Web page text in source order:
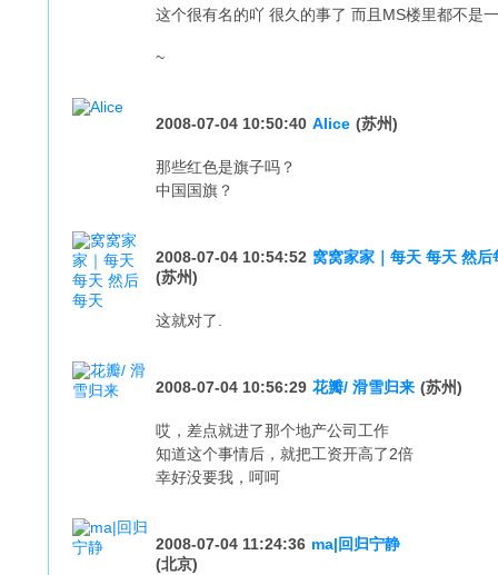
这个很有名的吖 很久的事了 而且MS楼里都不是
~
2008-07-04 10:50:40 Alice (苏州)
那些红色是旗子吗？
中国国旗？
2008-07-04 10:54:52 窝窝家家｜每天 每天 然后
(苏州)
这就对了.
2008-07-04 10:56:29 花瓣/ 滑雪归来 (苏州)
哎，差点就进了那个地产公司工作
知道这个事情后，就把工资开高了2倍
幸好没要我，呵呵
2008-07-04 11:24:36 ma|回归宁静
(北京)